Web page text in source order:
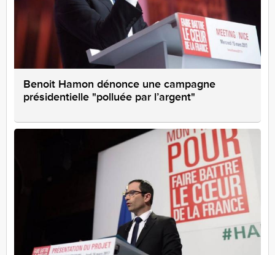
Benoit Hamon dénonce une campagne
présidentielle "polluée par l’argent"